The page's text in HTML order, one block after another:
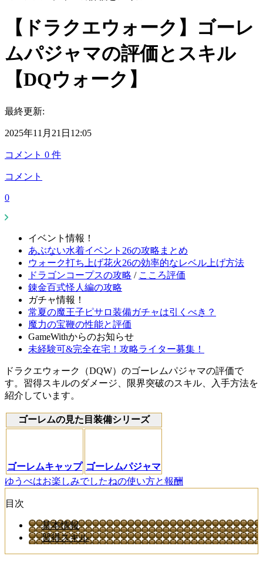
【ドラクエウォーク】ゴーレ
ムパジャマの評価とスキル
【DQウォーク】
最終更新:
2025年11月21日12:05
コメント 0 件
コメント
0
イベント情報！
あぶない水着イベント26の攻略まとめ
ウォーク打ち上げ花火26の効率的なレベル上げ方法
ドラゴンコープスの攻略 / こころ評価
錬金百式怪人編の攻略
ガチャ情報！
常夏の魔王子ピサロ装備ガチャは引くべき？
魔力の宝鞭の性能と評価
GameWithからのお知らせ
未経験可&完全在宅！攻略ライター募集！
ドラクエウォーク（DQW）のゴーレムパジャマの評価で
す。習得スキルのダメージ、限界突破のスキル、入手方法を
紹介しています。
ゴーレムの見た目装備シリーズ
ゴーレムキャップ ゴーレムパジャマ
ゆうべはお楽しみでしたねの使い方と報酬
目次
基本情報
習得スキル